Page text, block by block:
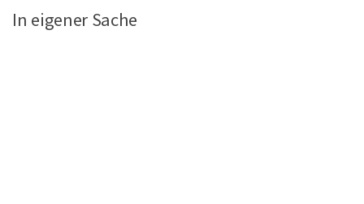
In eigener Sache